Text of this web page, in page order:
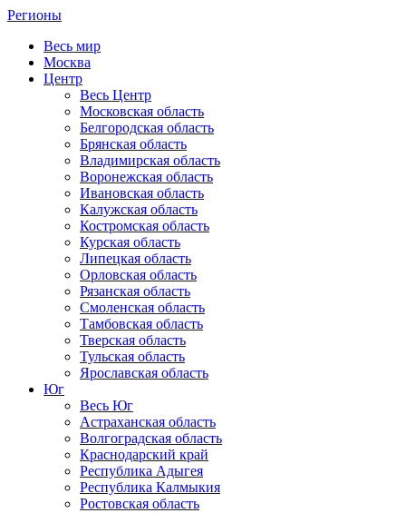
Регионы
Весь мир
Москва
Центр
Весь Центр
Московская область
Белгородская область
Брянская область
Владимирская область
Воронежская область
Ивановская область
Калужская область
Костромская область
Курская область
Липецкая область
Орловская область
Рязанская область
Смоленская область
Тамбовская область
Тверская область
Тульская область
Ярославская область
Юг
Весь Юг
Астраханская область
Волгоградская область
Краснодарский край
Республика Адыгея
Республика Калмыкия
Ростовская область